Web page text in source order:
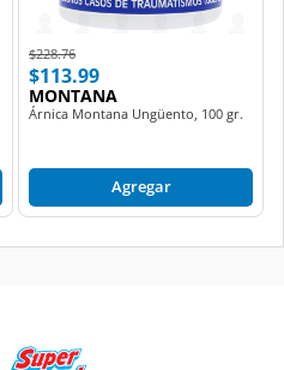
Price reduced from
$228.76to
$113.99
MONTANA
Árnica Montana Ungüento, 100 gr.
Agregar